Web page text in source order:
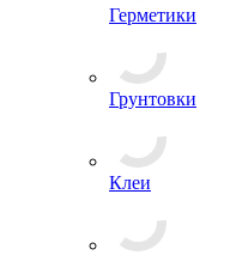
Герметики
Грунтовки
Клеи